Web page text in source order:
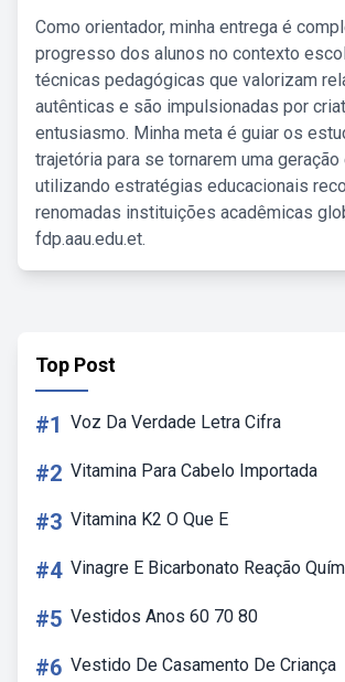
Como orientador, minha entrega é
progresso dos alunos no contexto
técnicas pedagógicas que valorizam
autênticas e são impulsionadas por
entusiasmo. Minha meta é guiar os
trajetória para se tornarem uma
utilizando estratégias educacionais
renomadas instituições acadêmicas
fdp.aau.edu.et.
Top Post
#1 Voz Da Verdade Letra Cifra
#2 Vitamina Para Cabelo Importada
#3 Vitamina K2 O Que E
#4 Vinagre E Bicarbonato Reação
#5 Vestidos Anos 60 70 80
#6 Vestido De Casamento De Criança